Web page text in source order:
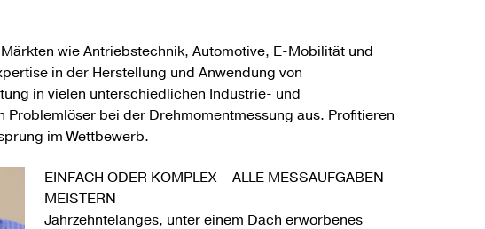
wie Antriebstechnik, Automotive, E-Mobilität und
in der Herstellung und Anwendung von
in vielen unterschiedlichen Industrie- und
bei der Drehmomentmessung aus. Profitieren
im Wettbewerb.
EINFACH ODER KOMPLEX – ALLE MESSAUFGABEN
MEISTERN
Jahrzehntelanges, unter einem Dach erworbenes